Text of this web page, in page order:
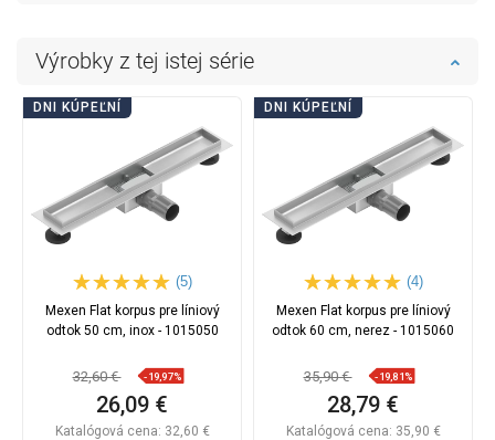
Výrobky z tej istej série
DNI KÚPEĽNÍ
(5)
Mexen Flat korpus pre líniový
odtok 50 cm, inox - 1015050
32,60 € -19,97%
26,09 €
Katalógová cena: 32,60 €
DNI KÚPEĽNÍ
(4)
Mexen Flat korpus pre líniový
odtok 60 cm, nerez - 1015060
35,90 € -19,81%
28,79 €
Katalógová cena: 35,90 €